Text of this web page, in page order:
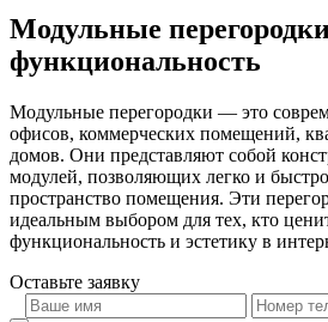
Модульные
функциональность
Модульные перегородки — это
офисов, коммерческих помещений,
домов. Они представляют собой
модулей, позволяющих легко и
пространство помещения. Эти
идеальным выбором для тех, кто
функциональность и эстетику в
Оставьте заявку